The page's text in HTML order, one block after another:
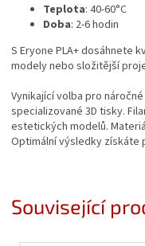
Související
Teplota: 40-60°C
Doba: 2-6 hodin
S Eryone PLA+ dosáhnete
modely nebo složitější
Vynikající volba pro
specializované 3D tisky.
estetických modelů.
Optimální výsledky